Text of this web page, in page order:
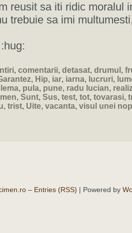
reusit sa iti ridic moralul
trebuie sa imi
, comentarii, detasat, drumul ,
, Hip, iar, iarna, lucruri,
, pula, pune, radu lucian,
, Sunt, Sus, test, tot, tovarasi,
, trist, Uite, vacanta, visul unei
– Entries (RSS) | Powered by